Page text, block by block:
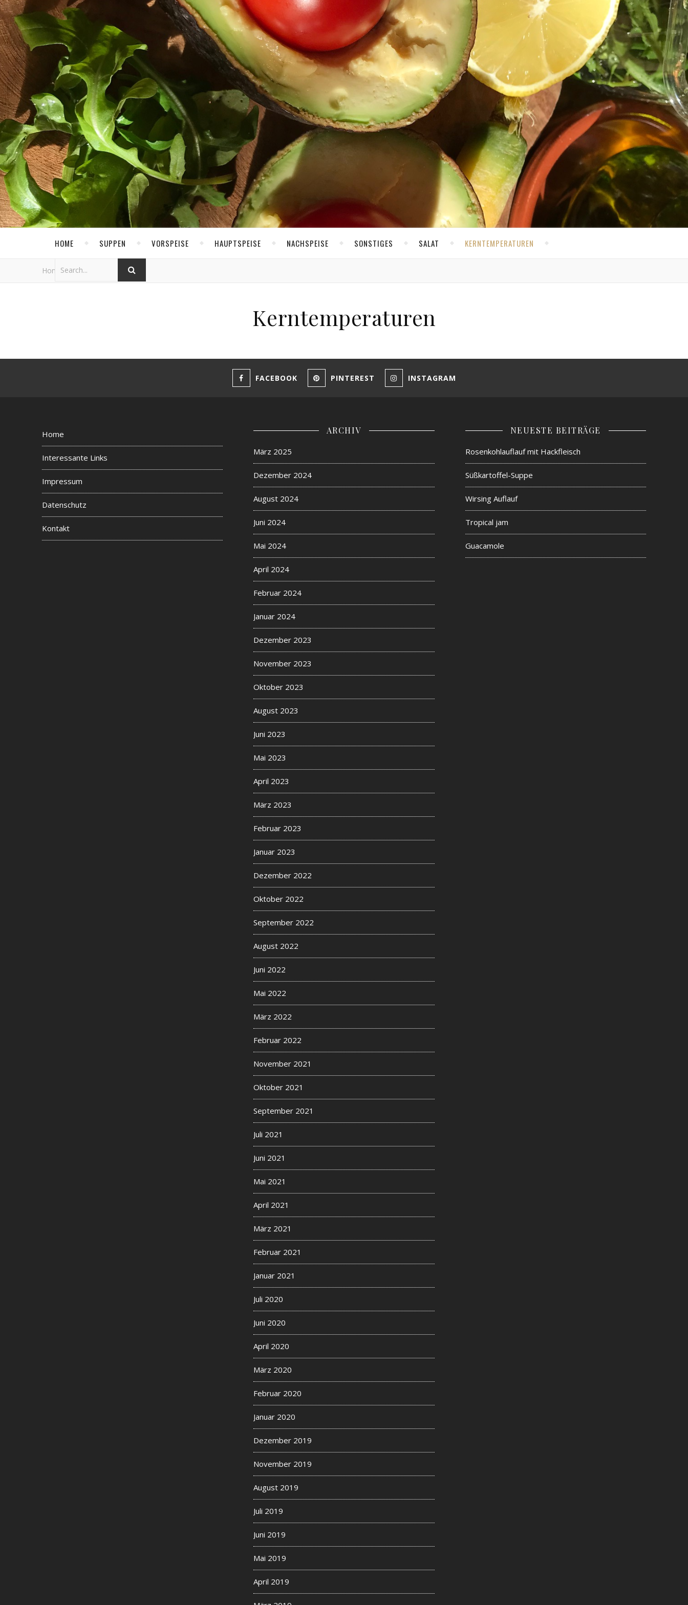
HOME SUPPEN VORSPEISE HAUPTSPEISE NACHSPEISE SONSTIGES SALAT KERNTEMPERATUREN
Home / Kerntemperaturen
Kerntemperaturen
FACEBOOK PINTEREST INSTAGRAM
Home
Interessante Links
Impressum
Datenschutz
Kontakt
ARCHIV
März 2025
Dezember 2024
August 2024
Juni 2024
Mai 2024
April 2024
Februar 2024
Januar 2024
Dezember 2023
November 2023
Oktober 2023
August 2023
Juni 2023
Mai 2023
April 2023
März 2023
Februar 2023
Januar 2023
Dezember 2022
Oktober 2022
September 2022
August 2022
Juni 2022
Mai 2022
März 2022
Februar 2022
November 2021
Oktober 2021
September 2021
Juli 2021
Juni 2021
Mai 2021
April 2021
März 2021
Februar 2021
Januar 2021
Juli 2020
Juni 2020
April 2020
März 2020
Februar 2020
Januar 2020
Dezember 2019
November 2019
August 2019
Juli 2019
Juni 2019
Mai 2019
April 2019
NEUESTE BEITRÄGE
Rosenkohlauflauf mit Hackfleisch
Süßkartoffel-Suppe
Wirsing Auflauf
Tropical jam
Guacamole